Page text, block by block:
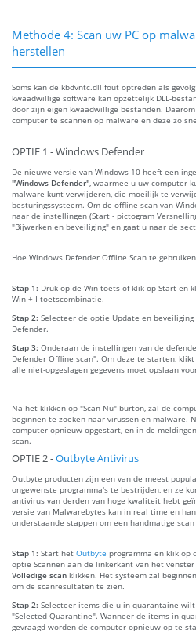
Methode 4: Scan uw PC op
herstellen
Soms kan de kbdvntc.dll fout optreden als
kwaadwillige software kan opzettelijk DLL-
door zijn eigen kwaadwillige bestanden.
computer te scannen op malware en deze zo
OPTIE 1 - Windows Defender
De nieuwe versie van Windows 10 heeft een
"Windows Defender" , waarmee u uw computer
malware kunt verwijderen, die moeilijk te
besturingssysteem. Om de offline scan van
naar de instellingen (Start - pictogram
"Bijwerken en beveiliging" en gaat u naar de
Hoe Windows Defender Offline Scan te gebruiken
Stap 1: Druk op de Win toets of klik op Start en
Win + I toetscombinatie.
Stap 2: Selecteer de optie Update en
Defender.
Stap 3: Onderaan de instellingen van de
Defender Offline scan". Om deze te starten,
alle niet-opgeslagen gegevens moet opslaan
Na het klikken op "Scan Nu" burton, zal de
beginnen te zoeken naar virussen en malware.
computer opnieuw opgestart, en in de
scan.
OPTIE 2 -Outbyte Antivirus
Outbyte producten zijn een van de meest
ongewenste programma's te bestrijden, en ze
antivirus van derden van hoge kwaliteit hebt
versie van Malwarebytes kan in real time en
onderstaande stappen om een handmatige
Stap 1: Start het Outbyte programma en klik op
optie Scannen aan de linkerkant van het
Volledige scan klikken. Het systeem zal
om de scanresultaten te zien.
Stap 2: Selecteer items die u in quarantaine
"Selected Quarantine". Wanneer de items in
gevraagd worden de computer opnieuw op te